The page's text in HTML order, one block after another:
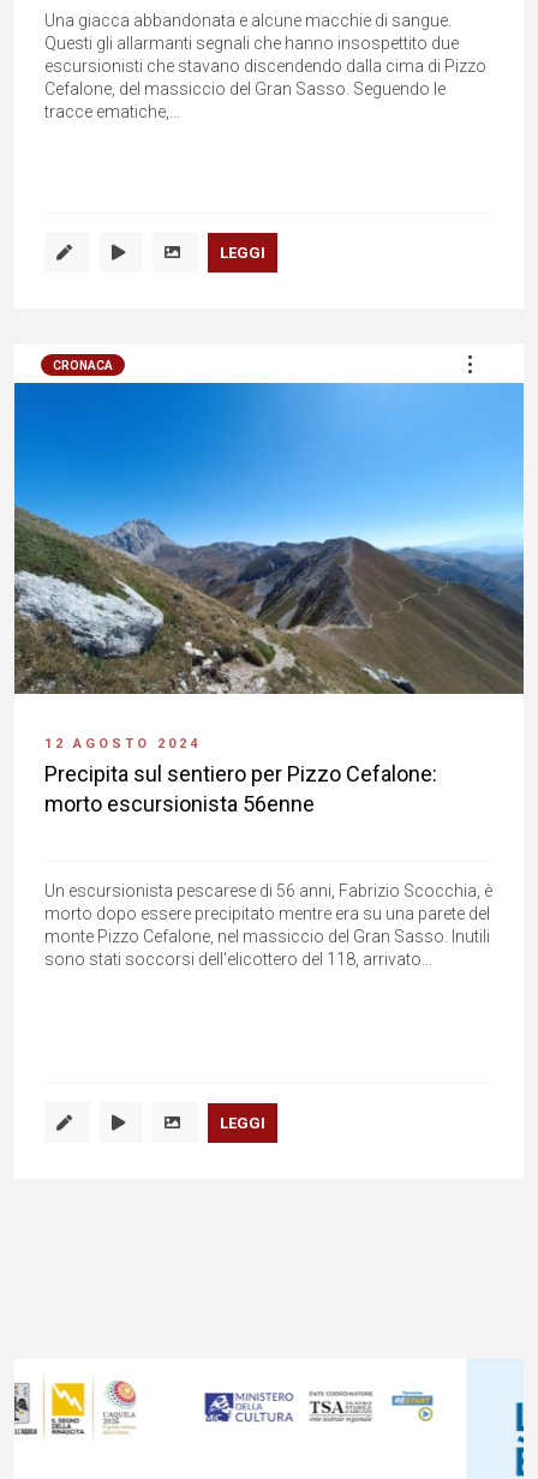
Una giacca abbandonata e alcune macchie di sangue.
Questi gli allarmanti segnali che hanno insospettito due
escursionisti che stavano discendendo dalla cima di Pizzo
Cefalone, del massiccio del Gran Sasso. Seguendo le
tracce ematiche,...
LEGGI
CRONACA
12 AGOSTO 2024
Precipita sul sentiero per Pizzo Cefalone:
morto escursionista 56enne
Un escursionista pescarese di 56 anni, Fabrizio Scocchia, è
morto dopo essere precipitato mentre era su una parete del
monte Pizzo Cefalone, nel massiccio del Gran Sasso. Inutili
sono stati soccorsi dell'elicottero del 118, arrivato...
LEGGI